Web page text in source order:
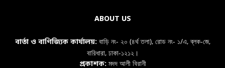
ABOUT US
বার্তা ও বাণিজ্যিক কার্যালয়: বাড়ি নং- ২০ (৪র্থ তলা), রোড নং- ১/এ, ব্লক-জে,
বারিধারা, ঢাকা-১২১২।
প্রকাশক:মদদ আলী বিরানী